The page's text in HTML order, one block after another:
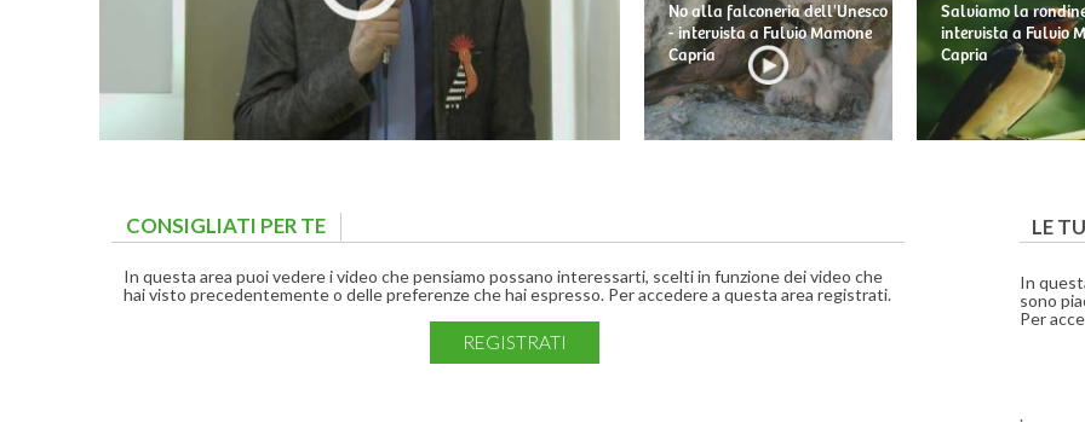
No alla falconeria dell'Unesco
- intervista a Fulvio Mamone
Capria
Salviamo la
intervista a Fulvio
Capria
CONSIGLIATI PER TE
In questa area puoi vedere i video che pensiamo possano interessarti, scelti in funzione dei video che
hai visto precedentemente o delle preferenze che hai espresso. Per accedere a questa area registrati.
REGISTRATI
LE
In
sono
Per
.